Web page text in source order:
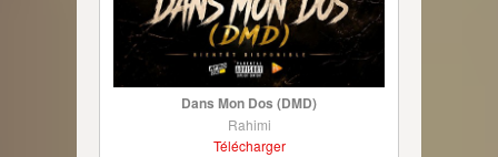
Dans Mon Dos (DMD)
Rahimi
Télécharger